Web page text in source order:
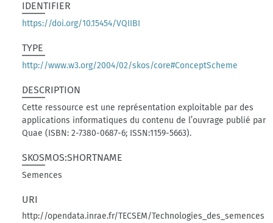
IDENTIFIER
https://doi.org/10.15454/VQIIBI
TYPE
http://www.w3.org/2004/02/skos/core#ConceptScheme
DESCRIPTION
Cette ressource est une représentation exploitable par des
applications informatiques du contenu de l’ouvrage publié par
Quae (ISBN: 2-7380-0687-6; ISSN:1159-5663).
SKOSMOS:SHORTNAME
Semences
URI
http://opendata.inrae.fr/TECSEM/Technologies_des_semences